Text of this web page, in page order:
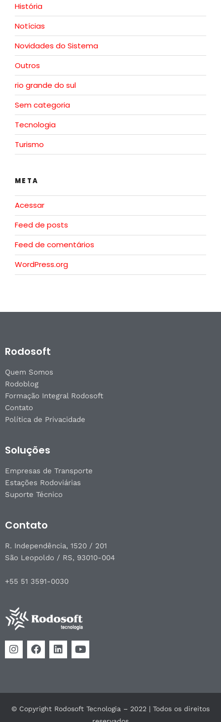
História
Notícias
Novidades do Sistema
Outros
rio grande do sul
Sem categoria
Tecnologia
Turismo
META
Acessar
Feed de posts
Feed de comentários
WordPress.org
Rodosoft
Quem Somos
Rodoblog
Formação Integral Rodosoft
Contato
Política de Privacidade
Soluções
Empresas de Transporte
Estações Rodoviárias
Suporte Técnico
Contato
R. Independência, 1520 / 201
São Leopoldo / RS, 93010-004
+55 51 3591-0030
© Copyright Rodosoft Tecnologia – 2022 | Todos os direitos